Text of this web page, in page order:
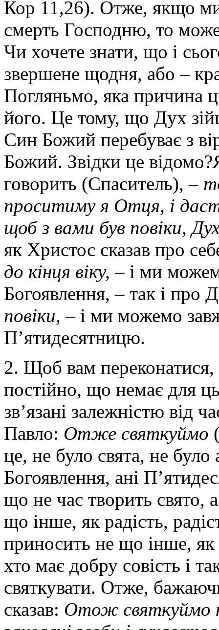
Кор 11,26). Отже, якщо
смерть Господню, то
Чи хочете знати, що і
звершене щодня, або –
Погляньмо, яка причина
його. Це тому, що Дух
Син Божий перебуває з
Божий. Звідки це відомо?
говорить (Спаситель), –
проситиму я Отця, і
щоб з вами був повіки,
як Христос сказав про
до кінця віку, – і ми
Богоявлення, – так і про
повіки, – і ми можемо
П’ятидесятницю.
2. Щоб вам
постійно, що немає для
зв’язані залежністю від
Павло: Отже святкуймо
це, не було свята, не було
Богоявлення, ані
що не час творить свято,
що інше, як радість,
приносить не що інше, як
хто має добру совість і
святкувати. Отже,
сказав: Отож святкуймо